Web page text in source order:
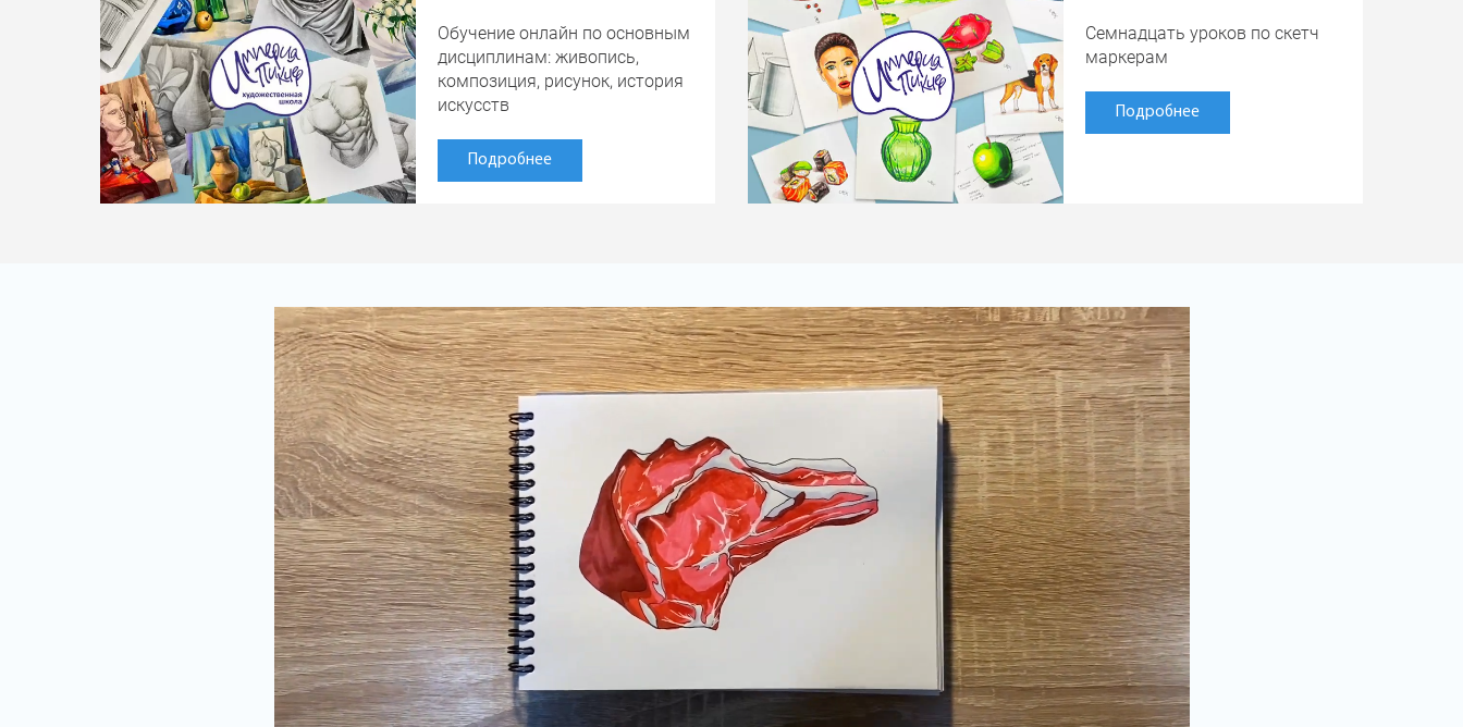
Обучение онлайн по основным
дисциплинам: живопись,
композиция, рисунок, история
искусств
Подробнее
Семнадцать уроков по скетч
маркерам
Подробнее